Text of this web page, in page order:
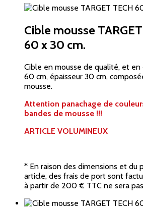
Cible mousse
60 x 30 cm.
Cible en mousse de qualité, et
60 cm, épaisseur 30 cm,
mousse.
Attention panachage de
bandes de mousse !!!
ARTICLE VOLUMINEUX
* En raison des dimensions et du
article, des frais de port sont
à partir de 200 € TTC ne sera